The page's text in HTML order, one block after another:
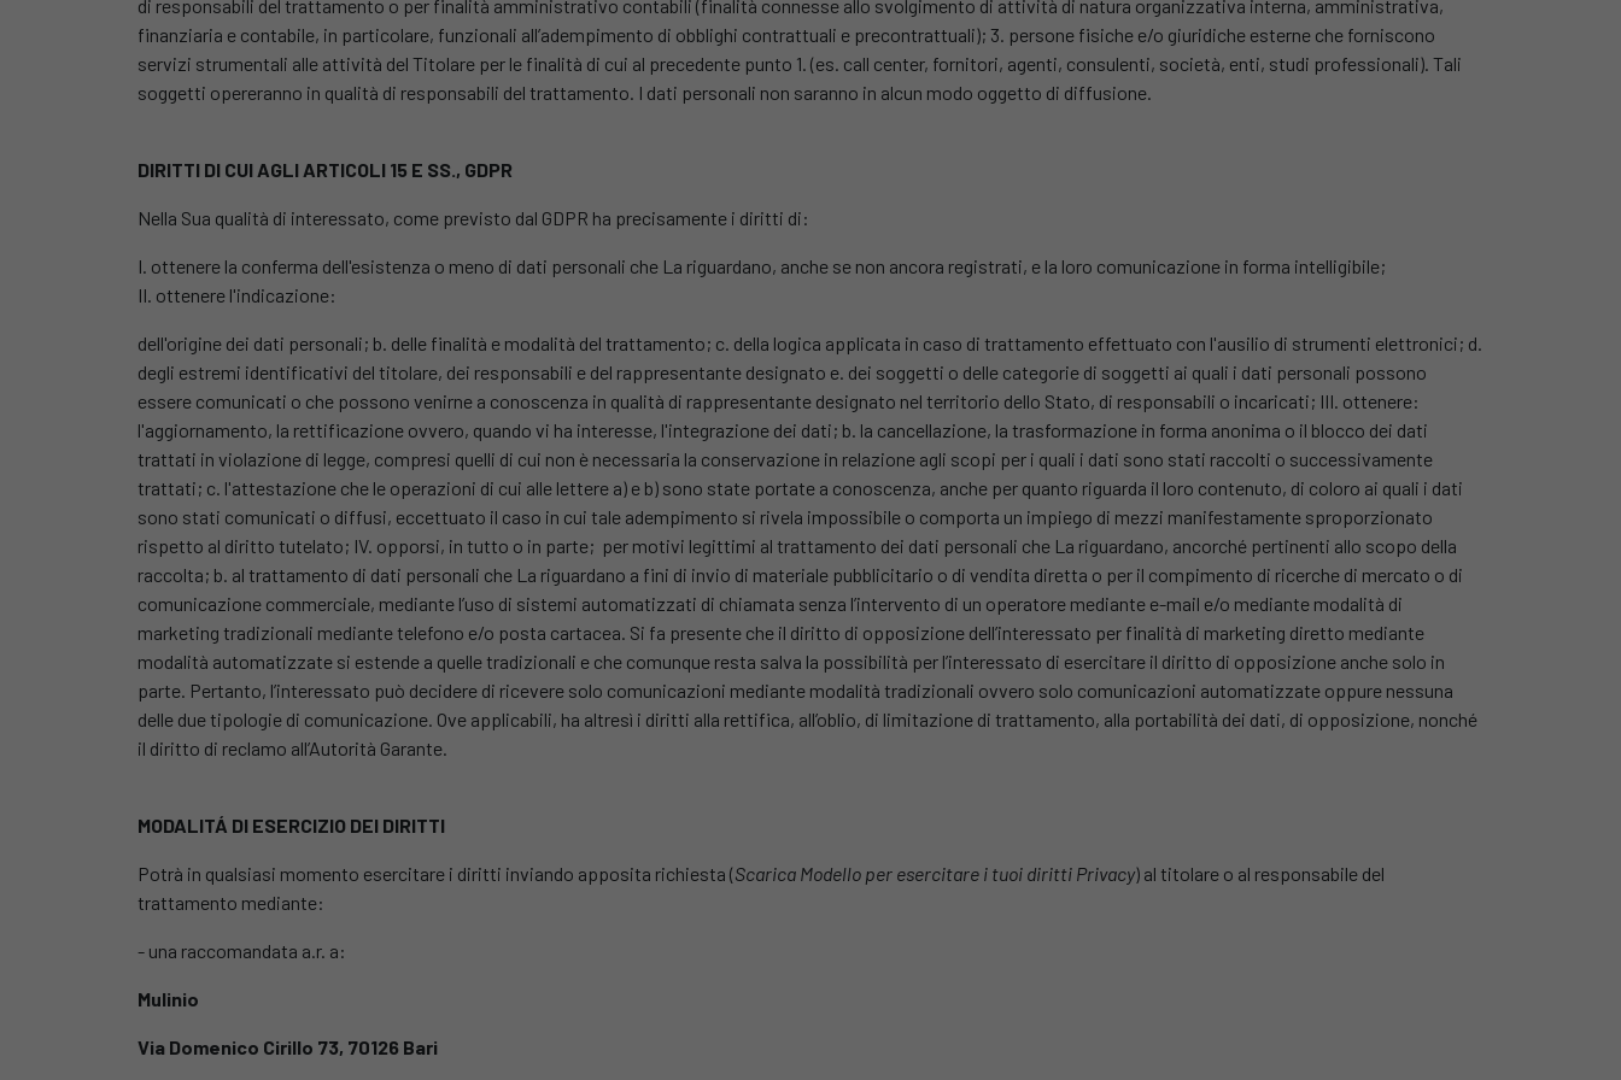
di responsabili del trattamento o per finalità amministrativo contabili (finalità connesse allo svolgimento di attività di natura organizzativa interna, amministrativa,
finanziaria e contabile, in particolare, funzionali all’adempimento di obblighi contrattuali e precontrattuali); 3. persone fisiche e/o giuridiche esterne che forniscono
servizi strumentali alle attività del Titolare per le finalità di cui al precedente punto 1. (es. call center, fornitori, agenti, consulenti, società, enti, studi professionali). Tali
soggetti opereranno in qualità di responsabili del trattamento. I dati personali non saranno in alcun modo oggetto di diffusione.
DIRITTI DI CUI AGLI ARTICOLI 15 E SS., GDPR
Nella Sua qualità di interessato, come previsto dal GDPR ha precisamente i diritti di:
I. ottenere la conferma dell'esistenza o meno di dati personali che La riguardano, anche se non ancora registrati, e la loro comunicazione in forma intelligibile;
II. ottenere l'indicazione:
dell'origine dei dati personali; b. delle finalità e modalità del trattamento; c. della logica applicata in caso di trattamento effettuato con l'ausilio di strumenti elettronici; d.
degli estremi identificativi del titolare, dei responsabili e del rappresentante designato e. dei soggetti o delle categorie di soggetti ai quali i dati personali possono
essere comunicati o che possono venirne a conoscenza in qualità di rappresentante designato nel territorio dello Stato, di responsabili o incaricati; III. ottenere:
l'aggiornamento, la rettificazione ovvero, quando vi ha interesse, l'integrazione dei dati; b. la cancellazione, la trasformazione in forma anonima o il blocco dei dati
trattati in violazione di legge, compresi quelli di cui non è necessaria la conservazione in relazione agli scopi per i quali i dati sono stati raccolti o successivamente
trattati; c. l'attestazione che le operazioni di cui alle lettere a) e b) sono state portate a conoscenza, anche per quanto riguarda il loro contenuto, di coloro ai quali i dati
sono stati comunicati o diffusi, eccettuato il caso in cui tale adempimento si rivela impossibile o comporta un impiego di mezzi manifestamente sproporzionato
rispetto al diritto tutelato; IV. opporsi, in tutto o in parte; per motivi legittimi al trattamento dei dati personali che La riguardano, ancorché pertinenti allo scopo della
raccolta; b. al trattamento di dati personali che La riguardano a fini di invio di materiale pubblicitario o di vendita diretta o per il compimento di ricerche di mercato o di
comunicazione commerciale, mediante l’uso di sistemi automatizzati di chiamata senza l’intervento di un operatore mediante e-mail e/o mediante modalità di
marketing tradizionali mediante telefono e/o posta cartacea. Si fa presente che il diritto di opposizione dell’interessato per finalità di marketing diretto mediante
modalità automatizzate si estende a quelle tradizionali e che comunque resta salva la possibilità per l’interessato di esercitare il diritto di opposizione anche solo in
parte. Pertanto, l’interessato può decidere di ricevere solo comunicazioni mediante modalità tradizionali ovvero solo comunicazioni automatizzate oppure nessuna
delle due tipologie di comunicazione. Ove applicabili, ha altresì i diritti alla rettifica, all’oblio, di limitazione di trattamento, alla portabilità dei dati, di opposizione, nonché
il diritto di reclamo all’Autorità Garante.
MODALITÁ DI ESERCIZIO DEI DIRITTI
Potrà in qualsiasi momento esercitare i diritti inviando apposita richiesta (Scarica Modello per esercitare i tuoi diritti Privacy) al titolare o al responsabile del
trattamento mediante:
- una raccomandata a.r. a:
Mulinio
Via Domenico Cirillo 73, 70126 Bari